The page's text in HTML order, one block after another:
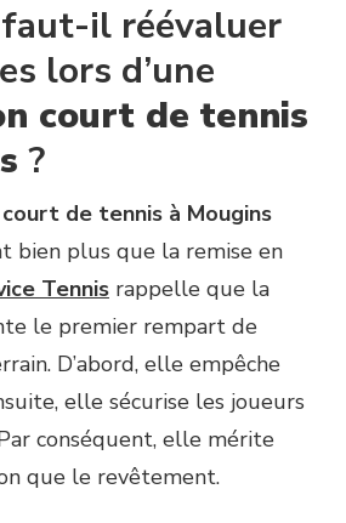
il réévaluer
lors d’une
court de tennis
?
de tennis à Mougins
bien plus que la remise en
Tennis rappelle que la
le premier rempart de
D’abord, elle empêche
elle sécurise les joueurs
conséquent, elle mérite
que le revêtement.